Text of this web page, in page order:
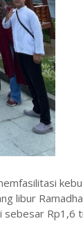
libur
sebesar Rp1,6